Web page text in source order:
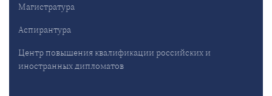
Магистратура
Аспирантура
Центр повышения квалификации российских и
иностранных дипломатов